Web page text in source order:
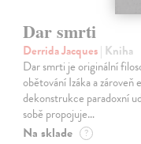
Dar smrti
Derrida Jacques| Kniha
Dar smrti je originální
obětování Izáka a
dekonstrukce paradoxní
sobě propojuje…
Na sklade ?